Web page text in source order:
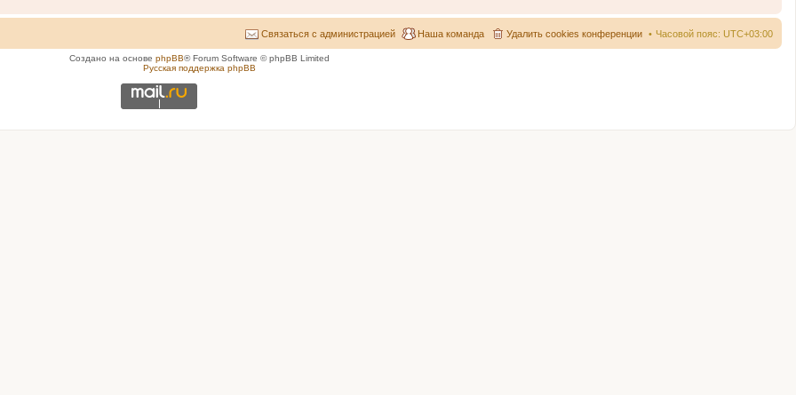
Часовой пояс: UTC+03:00
Удалить cookies конференции
Наша команда
Связаться с администрацией
Создано на основе phpBB® Forum Software © phpBB Limited
Русская поддержка phpBB